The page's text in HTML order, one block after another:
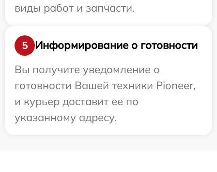
виды работ и запчасти.
5
Информирование о готовности
Вы получите уведомление о
готовности Вашей техники Pioneer,
и курьер доставит ее по
указанному адресу.